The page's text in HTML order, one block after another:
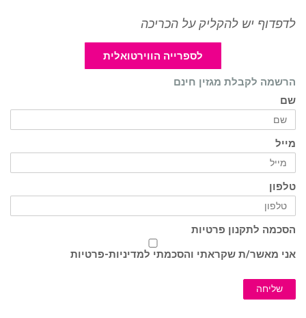
לדפדוף יש להקליק על הכריכה
לספרייה הווירטואלית
הרשמה לקבלת מגזין חינם
שם
מייל
טלפון
הסכמה לתקנון פרטיות
אני מאשר/ת שקראתי והסכמתי למדיניות-פרטיות
שליחה